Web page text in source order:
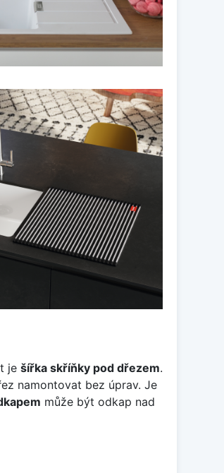
je šířka skříňky pod dřezem.
namontovat bez úprav. Je
může být odkap nad